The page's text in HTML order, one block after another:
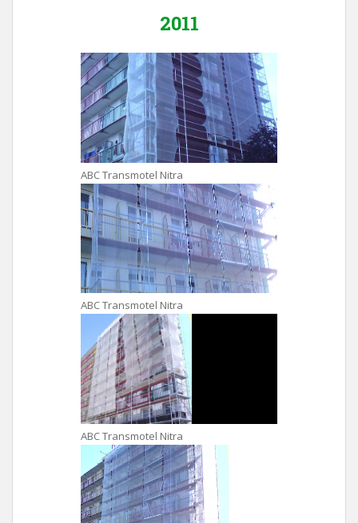
2011
ABC Transmotel Nitra
ABC Transmotel Nitra
ABC Transmotel Nitra